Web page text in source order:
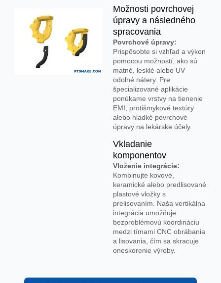
Možnosti povrchovej
úpravy a následného
spracovania
Povrchové úpravy:
Prispôsobte si vzhľad a výkon
pomocou možností, ako sú
matné, lesklé alebo UV
odolné nátery. Pre
špecializované aplikácie
ponúkame vrstvy na tienenie
EMI, protišmykové textúry
alebo hladké povrchové
úpravy na lekárske účely.
Vkladanie
komponentov
Vloženie integrácie:
Kombinujte kovové,
keramické alebo predlisované
plastové vložky s
prelisovaním. Naša vertikálna
integrácia umožňuje
bezproblémovú koordináciu
medzi tímami CNC obrábania
a lisovania, čím sa skracuje
oneskorenie výroby.